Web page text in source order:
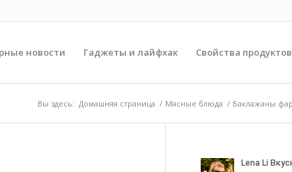
новости Гаджеты и лайфхак Свойства продуктов
Вы здесь: Домашняя страница / Мясные блюда / Баклажаны